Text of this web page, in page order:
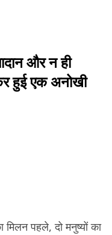
और न ही
हुई एक अनोखी
मिलन पहले, दो मनुष्यों का